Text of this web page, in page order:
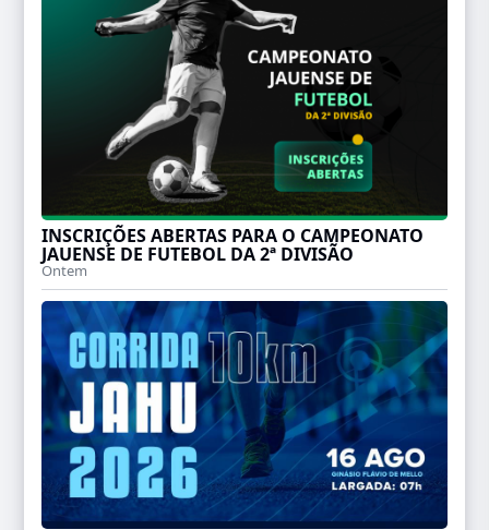
INSCRIÇÕES ABERTAS PARA O CAMPEONATO
JAUENSE DE FUTEBOL DA 2ª DIVISÃO
Ontem